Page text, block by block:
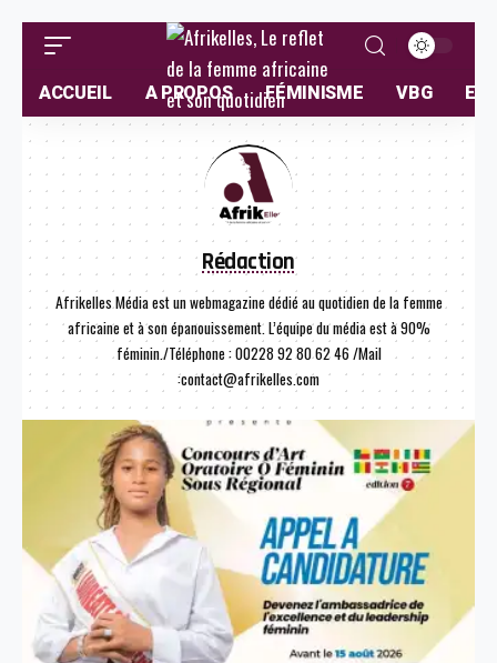
ACCUEIL A PROPOS FÉMINISME VBG
Rédaction
Afrikelles Média est un webmagazine dédié au quotidien de la femme
africaine et à son épanouissement. L’équipe du média est à 90%
féminin./Téléphone : 00228 92 80 62 46 /Mail
:contact@afrikelles.com